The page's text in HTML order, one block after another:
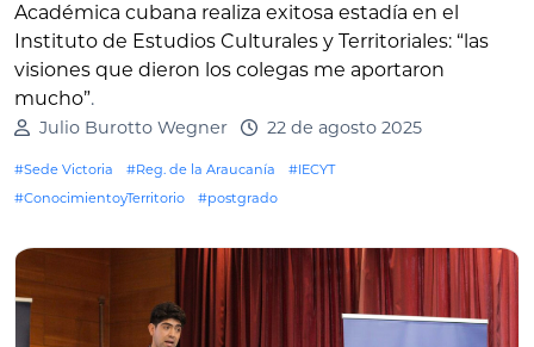
Académica cubana realiza exitosa estadía en el
Instituto de Estudios Culturales y Territoriales: “las
visiones que dieron los colegas me aportaron
mucho”.
Julio Burotto Wegner 22 de agosto 2025
#Sede Victoria #Reg. de la Araucanía
#IECYT
#ConocimientoyTerritorio
#postgrado